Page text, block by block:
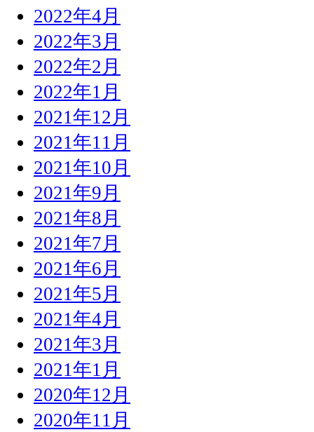
2022年4月
2022年3月
2022年2月
2022年1月
2021年12月
2021年11月
2021年10月
2021年9月
2021年8月
2021年7月
2021年6月
2021年5月
2021年4月
2021年3月
2021年1月
2020年12月
2020年11月